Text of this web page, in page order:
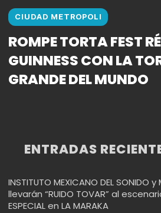
CIUDAD METROPOLI
ROMPE TORTA FEST
GUINNESS CON LA
GRANDE DEL MUNDO
ENTRADAS
INSTITUTO MEXICANO DEL SONIDO y
llevarán “RUIDO TOVAR” al
ESPECIAL en LA MARAKA